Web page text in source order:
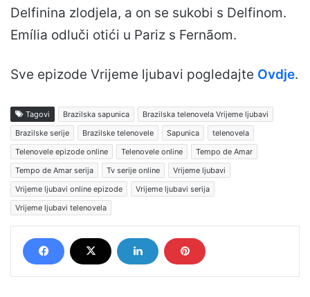
Delfinina zlodjela, a on se sukobi s Delfinom.
Emília odluči otići u Pariz s Fernãom.
Sve epizode Vrijeme ljubavi pogledajte Ovdje.
Tagovi Brazilska sapunica
Brazilska telenovela Vrijeme ljubavi
Brazilske serije
Brazilske telenovele Sapunica
telenovela
Telenovele epizode online
Telenovele online
Tempo de Amar
Tempo de Amar serija
Tv serije online
Vrijeme ljubavi
Vrijeme ljubavi online epizode
Vrijeme ljubavi serija
Vrijeme ljubavi telenovela